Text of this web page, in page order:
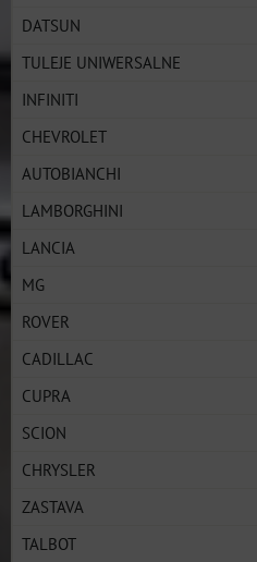
DATSUN
TULEJE UNIWERSALNE
INFINITI
CHEVROLET
AUTOBIANCHI
LAMBORGHINI
LANCIA
MG
ROVER
CADILLAC
CUPRA
SCION
CHRYSLER
ZASTAVA
TALBOT